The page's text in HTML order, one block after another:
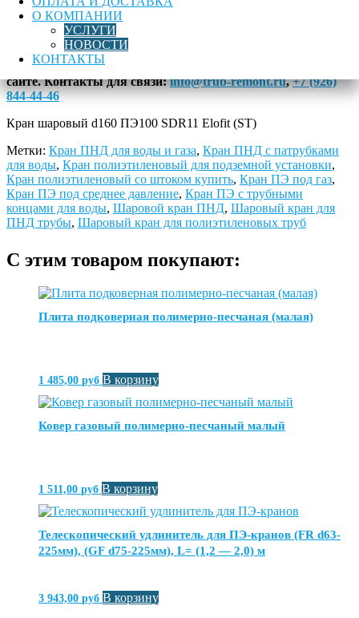
О КОМПАНИИ
УСЛУГИ
НОВОСТИ
КОНТАКТЫ
Описание
Купить кран шаровый d160 ПЭ100 SDR11 Elofit (ST) с
доставкой в любой регион России можно на нашем
сайте. Контакты для связи:info@trub-remont.ru,+7 (926)
844-44-46
Кран шаровый d160 ПЭ100 SDR11 Elofit (ST)
Метки: Кран ПНД для воды и газа, Кран ПНД с патрубками
для воды, Кран полиэтиленовый для подземной установки,
Кран полиэтиленовый со штоком купить, Кран ПЭ под газ,
Кран ПЭ под среднее давление, Кран ПЭ с трубными
концами для воды, Шаровой кран ПНД, Шаровый кран для
ПНД трубы, Шаровый кран для полиэтиленовых труб
С этим товаром покупают:
Плита подковерная полимерно-песчаная (малая)
1 485,00 руб В корзину
Ковер газовый полимерно-песчаный малый
1 511,00 руб В корзину
Телескопический удлинитель для ПЭ-кранов (FR d63-
225мм), (GF d75-225мм), L= (1,2 — 2,0) м
3 943,00 руб В корзину